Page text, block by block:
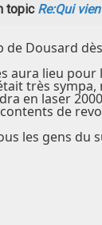
topic Re:Qui
de Dousard
aura lieu
très
en laser
de
les gens du